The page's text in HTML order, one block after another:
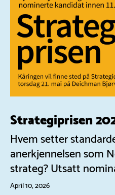
Strategiprisen
Hvem setter
anerkjennelsen som
strateg? Utsatt
April 10, 2026